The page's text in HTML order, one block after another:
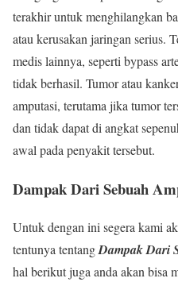
terakhir untuk menghilangkan
atau kerusakan jaringan serius.
medis lainnya, seperti bypass
tidak berhasil. Tumor atau
amputasi, terutama jika tumor
dan tidak dapat di angkat
awal pada penyakit tersebut.
Dampak Dari Sebuah
Untuk dengan ini segera kami
tentunya tentangDampak Dari
hal berikut juga anda akan bisa